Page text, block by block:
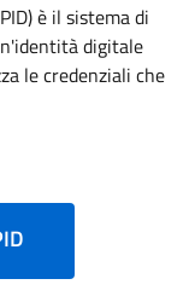
è il sistema di
digitale
le credenziali che